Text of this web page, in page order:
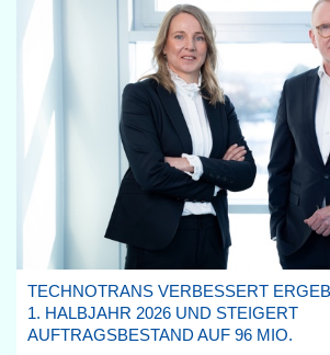
TECHNOTRANS VERBESSERT
1. HALBJAHR 2026 UND STEIGERT
AUFTRAGSBESTAND AUF 96 MIO.